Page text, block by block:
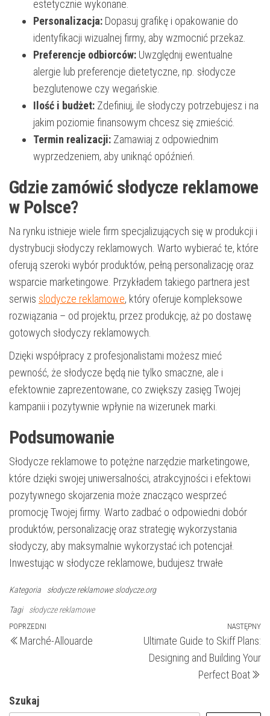
estetycznie wykonane.
Personalizacja: Dopasuj grafikę i opakowanie do
identyfikacji wizualnej firmy, aby wzmocnić przekaz.
Preferencje odbiorców: Uwzględnij ewentualne
alergie lub preferencje dietetyczne, np. słodycze
bezglutenowe czy wegańskie.
Ilość i budżet: Zdefiniuj, ile słodyczy potrzebujesz i na
jakim poziomie finansowym chcesz się zmieścić.
Termin realizacji: Zamawiaj z odpowiednim
wyprzedzeniem, aby uniknąć opóźnień.
Gdzie zamówić słodycze reklamowe
w Polsce?
Na rynku istnieje wiele firm specjalizujących się w produkcji i
dystrybucji słodyczy reklamowych. Warto wybierać te, które
oferują szeroki wybór produktów, pełną personalizację oraz
wsparcie marketingowe. Przykładem takiego partnera jest
serwis slodycze reklamowe, który oferuje kompleksowe
rozwiązania – od projektu, przez produkcję, aż po dostawę
gotowych słodyczy reklamowych.
Dzięki współpracy z profesjonalistami możesz mieć
pewność, że słodycze będą nie tylko smaczne, ale i
efektownie zaprezentowane, co zwiększy zasięg Twojej
kampanii i pozytywnie wpłynie na wizerunek marki.
Podsumowanie
Słodycze reklamowe to potężne narzędzie marketingowe,
które dzięki swojej uniwersalności, atrakcyjności i efektowi
pozytywnego skojarzenia może znacząco wesprzeć
promocję Twojej firmy. Warto zadbać o odpowiedni dobór
produktów, personalizację oraz strategię wykorzystania
słodyczy, aby maksymalnie wykorzystać ich potencjał.
Inwestując w słodycze reklamowe, budujesz trwałe
Kategoria słodycze reklamowe slodycze.org
Tagi słodycze reklamowe
Nawigacja
wpisu
Poprzedni
wpis
POPRZEDNI
Marché-Allouarde
NASTĘPNY
Ultimate Guide to Skiff Plans:
Designing and Building Your
Perfect Boat
Szukaj